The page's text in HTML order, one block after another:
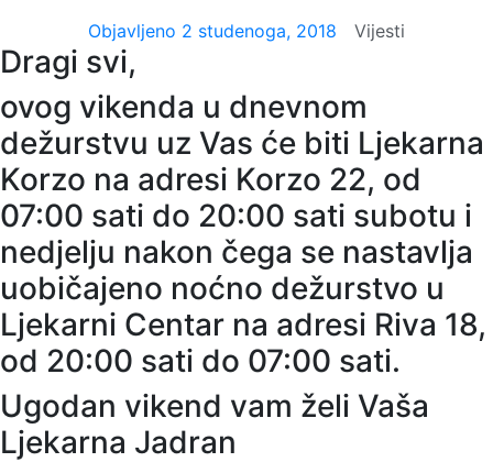
Objavljeno 2 studenoga, 2018 Vijesti
Dragi svi,
ovog vikenda u dnevnom
dežurstvu uz Vas će biti Ljekarna
Korzo na adresi Korzo 22, od
07:00 sati do 20:00 sati subotu i
nedjelju nakon čega se nastavlja
uobičajeno noćno dežurstvo u
Ljekarni Centar na adresi Riva 18,
od 20:00 sati do 07:00 sati.
Ugodan vikend vam želi Vaša
Ljekarna Jadran